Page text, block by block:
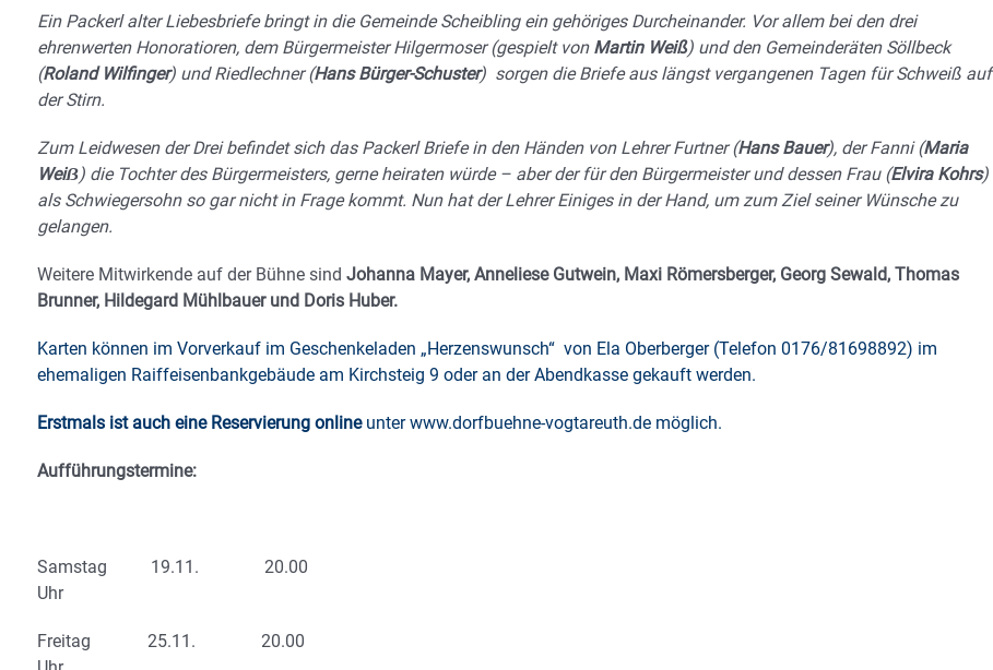
Ein Packerl alter Liebesbriefe bringt in die Gemeinde Scheibling ein gehöriges Durcheinander. Vor allem bei den drei
ehrenwerten Honoratioren, dem Bürgermeister Hilgermoser (gespielt von Martin Weiß) und den Gemeinderäten Söllbeck
(Roland Wilfinger) und Riedlechner (Hans Bürger-Schuster) sorgen die Briefe aus längst vergangenen Tagen für Schweiß auf
der Stirn.
Zum Leidwesen der Drei befindet sich das Packerl Briefe in den Händen von Lehrer Furtner (Hans Bauer), der Fanni (Maria
Weiẞ) die Tochter des Bürgermeisters, gerne heiraten würde – aber der für den Bürgermeister und dessen Frau (Elvira Kohrs)
als Schwiegersohn so gar nicht in Frage kommt. Nun hat der Lehrer Einiges in der Hand, um zum Ziel seiner Wünsche zu
gelangen.
Weitere Mitwirkende auf der Bühne sind Johanna Mayer, Anneliese Gutwein, Maxi Römersberger, Georg Sewald, Thomas
Brunner, Hildegard Mühlbauer und Doris Huber.
Karten können im Vorverkauf im Geschenkeladen „Herzenswunsch“ von Ela Oberberger (Telefon 0176/81698892) im
ehemaligen Raiffeisenbankgebäude am Kirchsteig 9 oder an der Abendkasse gekauft werden.
Erstmals ist auch eine Reservierung onlineunterwww.dorfbuehne-vogtareuth.de möglich.
Aufführungstermine:
Samstag 19.11. 20.00
Uhr
Freitag 25.11. 20.00